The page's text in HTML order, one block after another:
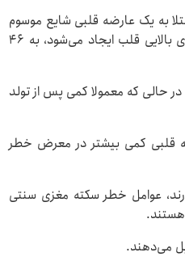
به یک عارضه قلبی شایع موسوم
به «سوراخ بیضی باز» یا «فورامن اوال» که در آن سوراخی بین حفره‌های بالایی قلب ایجاد می‌شود، به ۴۶
حالی که معمولا کمی پس از تولد
قلبی کمی بیشتر در معرض خطر
عوامل خطر سکته مغزی سنتی
می‌دهند.